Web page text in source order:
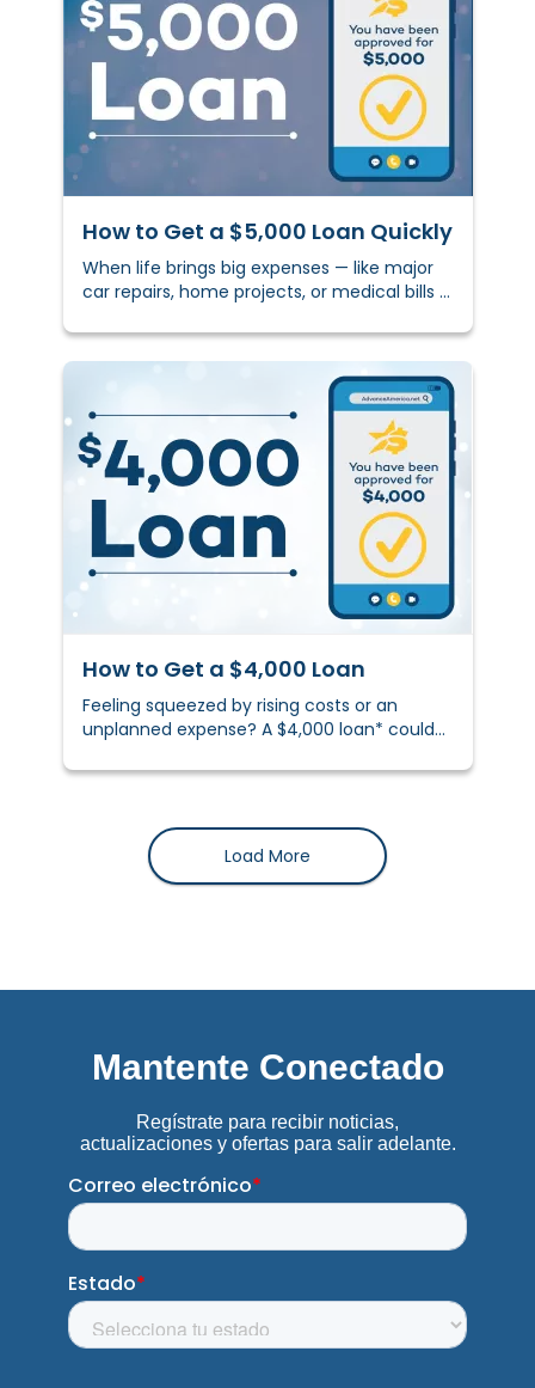
How to Get a $5,000 Loan Quickly
When life brings big expenses — like major
car repairs, home projects, or medical bills —
real diffe
How to Get a $4,000 Loan
Feeling squeezed by rising costs or an
unplanned expense? A $4,000 loan* could
Load More